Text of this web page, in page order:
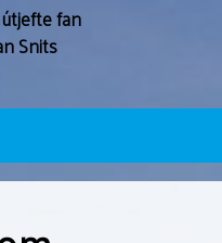
útjefte fan
Snits